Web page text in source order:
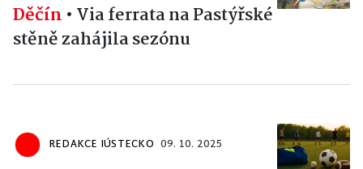
Děčín • Via ferrata na Pastýřské
stěně zahájila sezónu
REDAKCE IÚSTECKO 09. 10. 2025